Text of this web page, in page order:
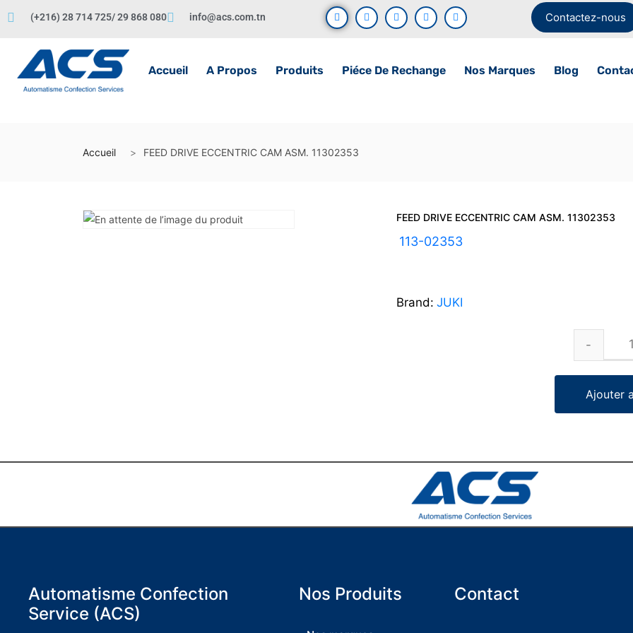
(+216) 28 714 725/ 29 868 080 info@acs.com.tn Contactez-nous
Accueil A Propos Produits Piéce De Rechange Nos Marques Blog
Accueil FEED DRIVE ECCENTRIC CAM ASM. 11302353
FEED DRIVE ECCENTRIC CAM ASM. 11302353
113-02353
Brand: JUKI
Ajouter
Automatisme Confection
Service (ACS)
Nos Produits Contact